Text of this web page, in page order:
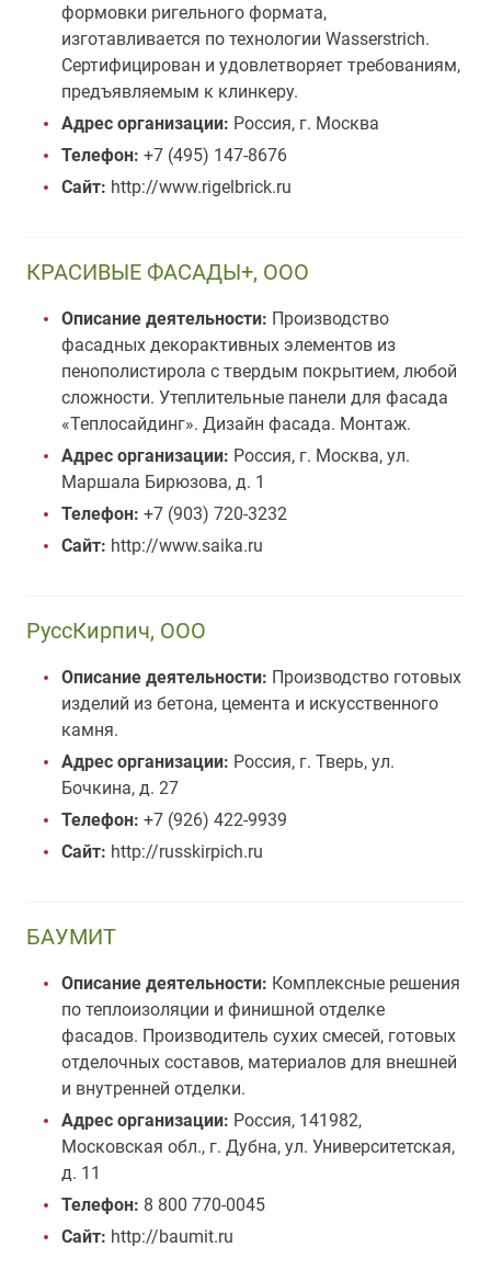
формовки ригельного формата,
изготавливается по технологии Wasserstrich.
Сертифицирован и удовлетворяет требованиям,
предъявляемым к клинкеру.
Адрес организации: Россия, г. Москва
Телефон: +7 (495) 147-8676
Сайт: http://www.rigelbrick.ru
КРАСИВЫЕ ФАСАДЫ+, ООО
Описание деятельности: Производство
фасадных декорактивных элементов из
пенополистирола с твердым покрытием, любой
сложности. Утеплительные панели для фасада
«Теплосайдинг». Дизайн фасада. Монтаж.
Адрес организации: Россия, г. Москва, ул.
Маршала Бирюзова, д. 1
Телефон: +7 (903) 720-3232
Сайт: http://www.saika.ru
РуссКирпич, ООО
Описание деятельности: Производство готовых
изделий из бетона, цемента и искусственного
камня.
Адрес организации: Россия, г. Тверь, ул.
Бочкина, д. 27
Телефон: +7 (926) 422-9939
Сайт: http://russkirpich.ru
БАУМИТ
Описание деятельности: Комплексные решения
по теплоизоляции и финишной отделке
фасадов. Производитель сухих смесей, готовых
отделочных составов, материалов для внешней
и внутренней отделки.
Адрес организации: Россия, 141982,
Московская обл., г. Дубна, ул. Университетская,
д. 11
Телефон: 8 800 770-0045
Сайт: http://baumit.ru